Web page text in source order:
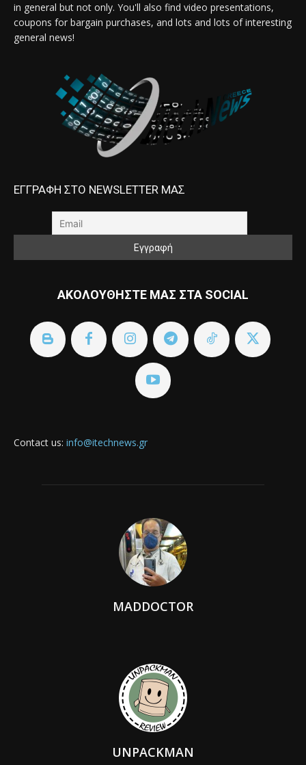
in general but not only. You'll also find video presentations,
coupons for bargain purchases, and lots and lots of interesting
general news!
ΕΓΓΡΑΦΗ ΣΤΟ NEWSLETTER ΜΑΣ
ΑΚΟΛΟΥΘΗΣΤΕ ΜΑΣ ΣΤΑ SOCIAL
Contact us: info@itechnews.gr
MADDOCTOR
UNPACKMAN